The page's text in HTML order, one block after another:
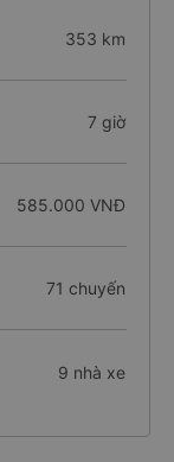
353 km
7 giờ
585.000 VNĐ
71 chuyến
9 nhà xe